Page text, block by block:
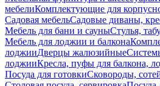
мебелиКомплектующие для
Садовая мебельСадовые диваны,
Мебель для бани и сауныСтулья,
Мебель для лоджии и балкона
лоджииДверцы жалюзийные
лоджииКресла, пуфы для балкона,
Посуда для готовкиСковороды,